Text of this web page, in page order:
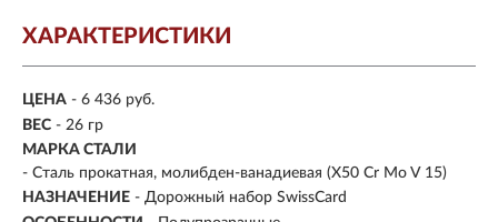
ХАРАКТЕРИСТИКИ
ЦЕНА - 6 436 руб.
ВЕС - 26 гр
МАРКА СТАЛИ
- Сталь прокатная, молибден-ванадиевая (X50 Cr Mo V 15)
НАЗНАЧЕНИЕ - Дорожный набор SwissCard